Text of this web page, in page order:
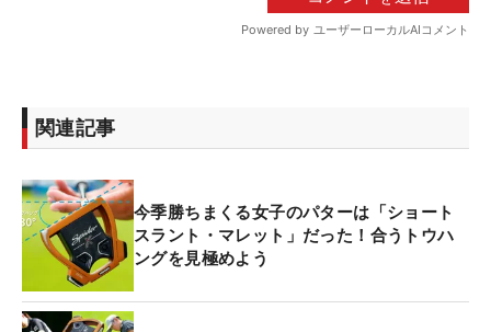
関連記事
今季勝ちまくる女子のパターは「ショート
スラント・マレット」だった！合うトウハ
ングを見極めよう